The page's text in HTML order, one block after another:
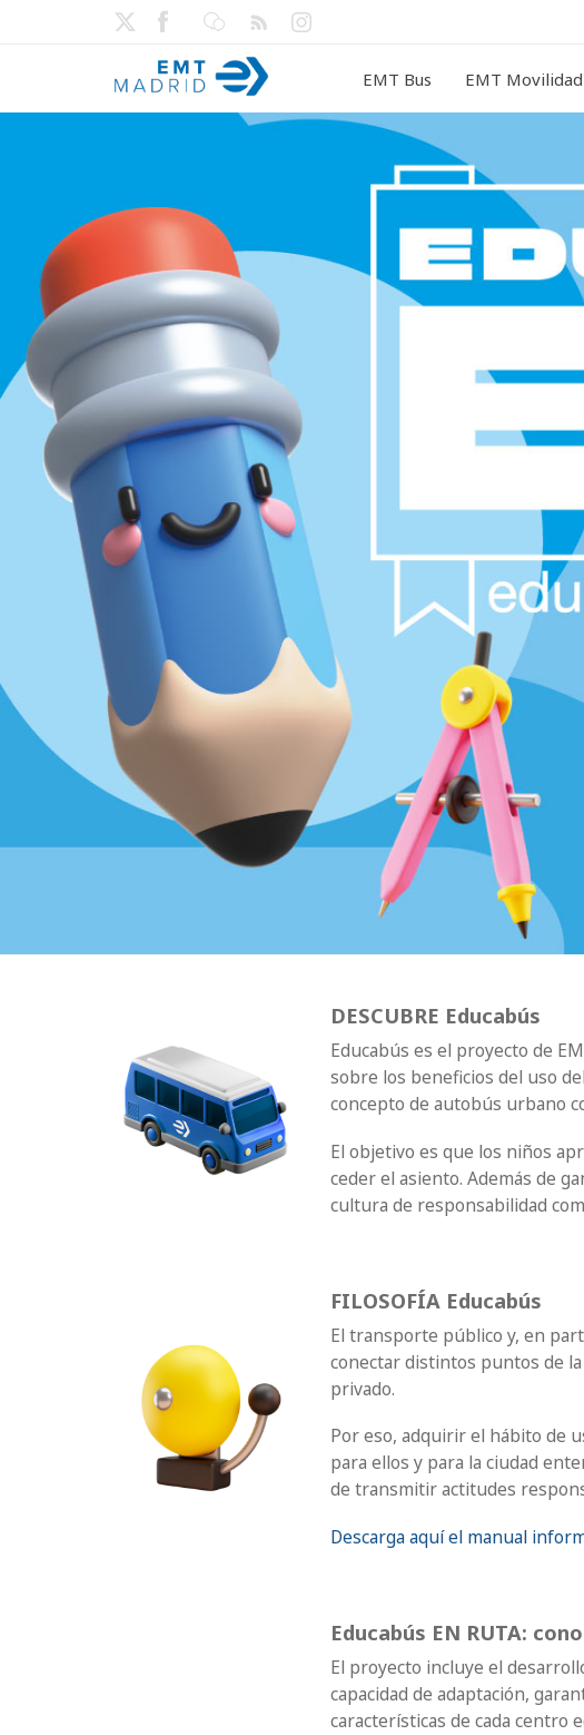
EMT Bus EMT Movilidad
DESCUBRE Educabús
Educabús es el proyecto de
sobre los beneficios del uso
concepto de autobús urbano
El objetivo es que los niños
ceder el asiento. Además de
cultura de responsabilidad
FILOSOFÍA Educabús
El transporte público y, en
conectar distintos puntos de
privado.
Por eso, adquirir el hábito de
para ellos y para la ciudad
de transmitir actitudes
Descarga aquí el manual
Educabús EN RUTA:
El proyecto incluye el
capacidad de adaptación,
características de cada centro